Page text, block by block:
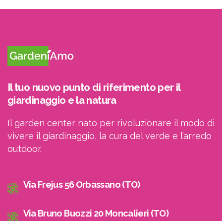
Il tuo nuovo punto di riferimento per il
giardinaggio e la natura
Il garden center nato per rivoluzionare il modo di
vivere il giardinaggio, la cura del verde e l’arredo
outdoor.
Via Frejus 56 Orbassano (TO)
Via Bruno Buozzi 20 Moncalieri (TO)